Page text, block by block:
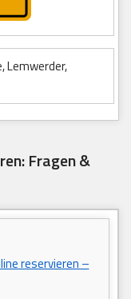
Lemwerder,
Fragen &
reservieren –